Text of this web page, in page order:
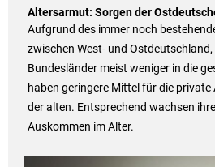
Altersarmut: Sorgen der
Aufgrund des immer noch
zwischen West- und
Bundesländer meist weniger in die
haben geringere Mittel für die
der alten. Entsprechend wachsen
Auskommen im Alter.